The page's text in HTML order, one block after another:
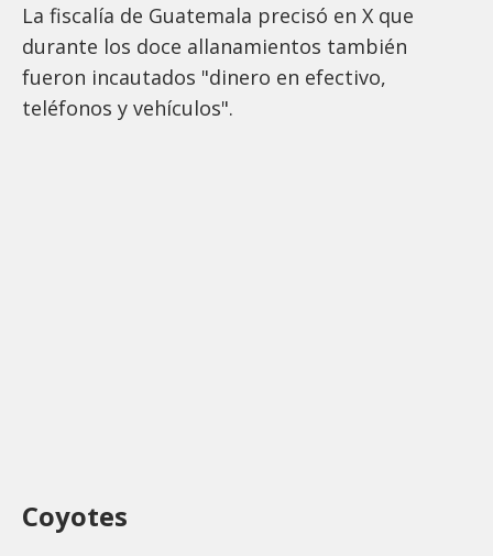
La fiscalía de Guatemala precisó en X que
durante los doce allanamientos también
fueron incautados "dinero en efectivo,
teléfonos y vehículos".
Coyotes